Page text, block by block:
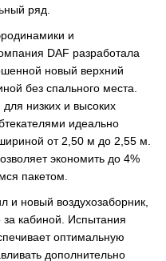
ряд.
и
DAF разработала
новый верхний
без спального места.
низких и высоких
идеально
от 2,50 м до 2,55 м.
экономить до 4%
пакетом.
и новый воздухозаборник,
кабиной. Испытания
оптимальную
дополнительно